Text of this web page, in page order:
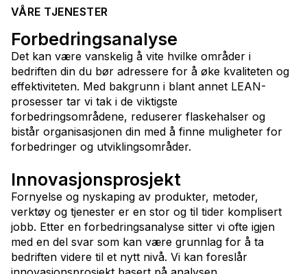
VÅRE TJENESTER
Forbedrings­analyse
Det kan være vanskelig å vite hvilke områder i
bedriften din du bør adressere for å øke kvaliteten og
effektiviteten. Med bakgrunn i blant annet LEAN-
prosesser tar vi tak i de viktigste
forbedringsområdene, reduserer flaskehalser og
bistår organisasjonen din med å finne muligheter for
forbedringer og utviklingsområder.
Innovasjons­prosjekt
Fornyelse og nyskaping av produkter, metoder,
verktøy og tjenester er en stor og til tider komplisert
jobb. Etter en forbedringsanalyse sitter vi ofte igjen
med en del svar som kan være grunnlag for å ta
bedriften videre til et nytt nivå. Vi kan foreslår